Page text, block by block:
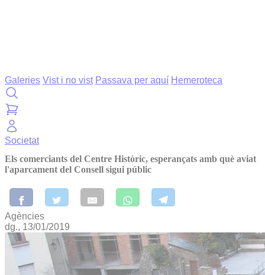
Galeries Vist i no vist Passava per aquí Hemeroteca
Societat
Els comerciants del Centre Històric, esperançats amb què aviat
l'aparcament del Consell sigui públic
Agències
dg., 13/01/2019